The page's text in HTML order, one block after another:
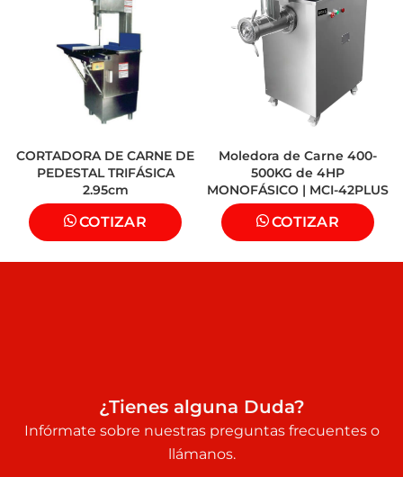
CORTADORA DE CARNE DE
PEDESTAL TRIFÁSICA
2.95cm
COTIZAR
Moledora de Carne 400-
500KG de 4HP
MONOFÁSICO | MCI-42PLUS
COTIZAR
¿Tienes alguna Duda?
Infórmate sobre nuestras preguntas frecuentes o
llámanos.